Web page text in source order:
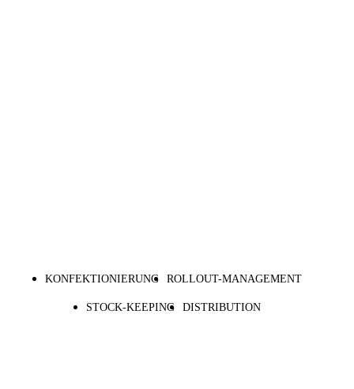
KONFEKTIONIERUNG ROLLOUT-MANAGEMENT
STOCK-KEEPING DISTRIBUTION